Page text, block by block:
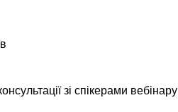
зі спікерами вебінару